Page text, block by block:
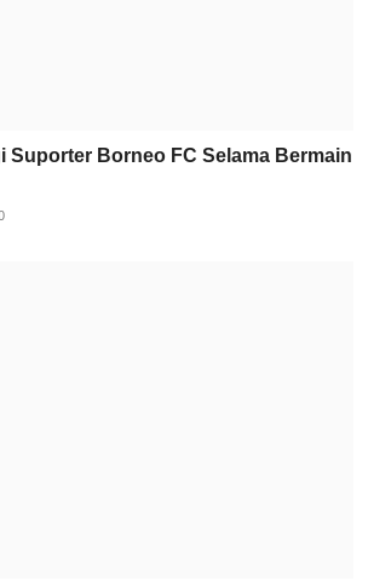
Suporter Borneo FC Selama Bermain